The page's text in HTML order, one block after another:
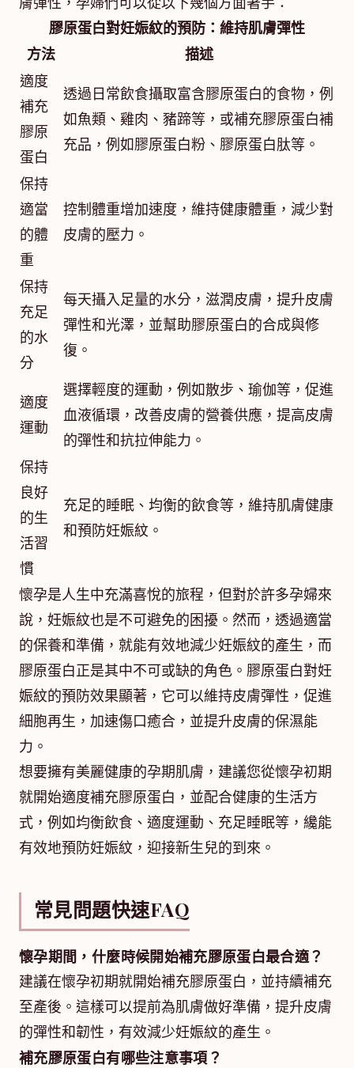
膠原蛋白對妊娠紋的預防：維持肌膚彈性
方法
描述
適度
補充
膠原
蛋白
透過日常飲食攝取富含膠原蛋白的食物，例
如魚類、雞肉、豬蹄等，或補充膠原蛋白補
充品，例如膠原蛋白粉、膠原蛋白肽等。
保持
適當
的體
重
控制體重增加速度，維持健康體重，減少對
皮膚的壓力。
保持
充足
的水
分
每天攝入足量的水分，滋潤皮膚，提升皮膚
彈性和光澤，並幫助膠原蛋白的合成與修
復。
適度
運動
選擇輕度的運動，例如散步、瑜伽等，促進
血液循環，改善皮膚的營養供應，提高皮膚
的彈性和抗拉伸能力。
保持
良好
的生
活習
慣
充足的睡眠、均衡的飲食等，維持肌膚健康
和預防妊娠紋。
懷孕是人生中充滿喜悅的旅程，但對於許多孕婦來
說，妊娠紋也是不可避免的困擾。然而，透過適當
的保養和準備，就能有效地減少妊娠紋的產生，而
膠原蛋白正是其中不可或缺的角色。膠原蛋白對妊
娠紋的預防效果顯著，它可以維持皮膚彈性，促進
細胞再生，加速傷口癒合，並提升皮膚的保濕能
力。
想要擁有美麗健康的孕期肌膚，建議您從懷孕初期
就開始適度補充膠原蛋白，並配合健康的生活方
式，例如均衡飲食、適度運動、充足睡眠等，纔能
有效地預防妊娠紋，迎接新生兒的到來。
常見問題快速FAQ
懷孕期間，什麼時候開始補充膠原蛋白最合適？
建議在懷孕初期就開始補充膠原蛋白，並持續補充
至產後。這樣可以提前為肌膚做好準備，提升皮膚
的彈性和韌性，有效減少妊娠紋的產生。
補充膠原蛋白有哪些注意事項？